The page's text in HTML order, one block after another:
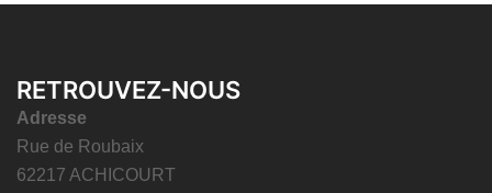
RETROUVEZ-NOUS
Adresse
Rue de Roubaix
62217 ACHICOURT